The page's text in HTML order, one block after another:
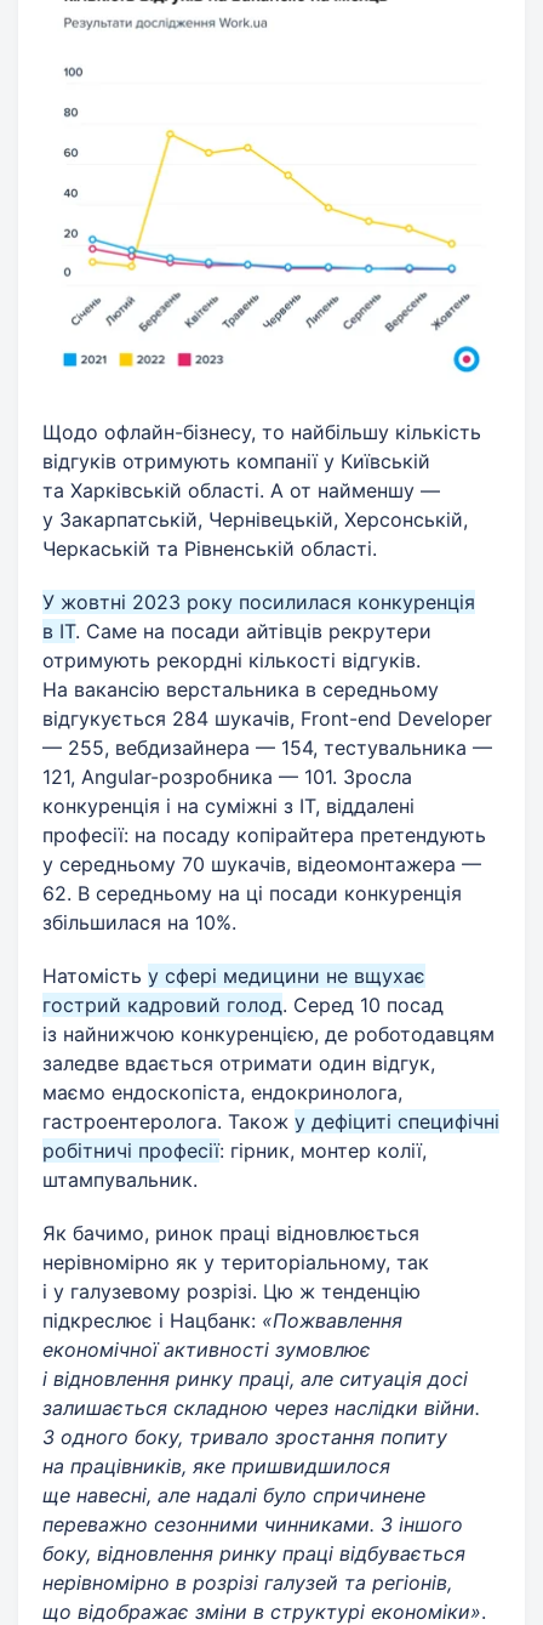
Щодо офлайн-бізнесу, то найбільшу кількість
відгуків отримують компанії у Київській
та Харківській області. А от найменшу —
у Закарпатській, Чернівецькій, Херсонській,
Черкаській та Рівненській області.
У жовтні 2023 року посилилася конкуренція
в IT. Саме на посади айтівців рекрутери
отримують рекордні кількості відгуків.
На вакансію верстальника в середньому
відгукується 284 шукачів, Front-end Developer
— 255, вебдизайнера — 154, тестувальника —
121, Angular-розробника — 101. Зросла
конкуренція і на суміжні з IT, віддалені
професії: на посаду копірайтера претендують
у середньому 70 шукачів, відеомонтажера —
62. В середньому на ці посади конкуренція
збільшилася на 10%.
Натомість у сфері медицини не вщухає
гострий кадровий голод. Серед 10 посад
із найнижчою конкуренцією, де роботодавцям
заледве вдається отримати один відгук,
маємо ендоскопіста, ендокринолога,
гастроентеролога. Також у дефіциті специфічні
робітничі професії: гірник, монтер колії,
штампувальник.
Як бачимо, ринок праці відновлюється
нерівномірно як у територіальному, так
і у галузевому розрізі. Цю ж тенденцію
підкреслює і Нацбанк: «Пожвавлення
економічної активності зумовлює
і відновлення ринку праці, але ситуація досі
залишається складною через наслідки війни.
З одного боку, тривало зростання попиту
на працівників, яке пришвидшилося
ще навесні, але надалі було спричинене
переважно сезонними чинниками. З іншого
боку, відновлення ринку праці відбувається
нерівномірно в розрізі галузей та регіонів,
що відображає зміни в структурі економіки».